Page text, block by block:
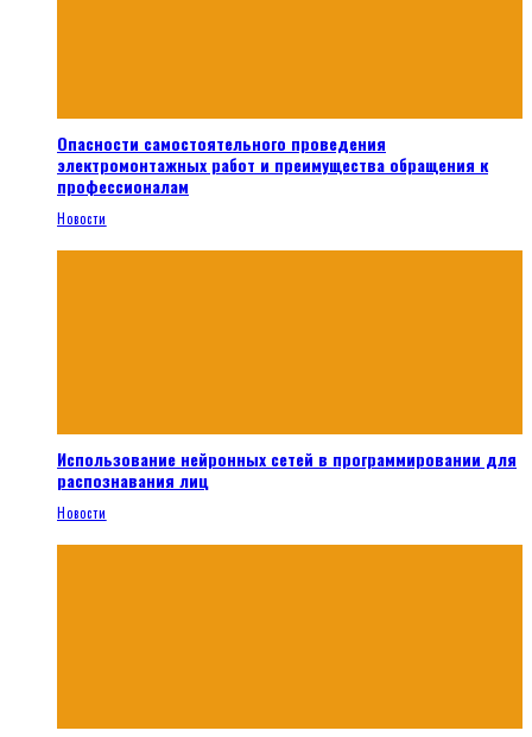
Опасности самостоятельного проведения
электромонтажных работ и преимущества обращения к
профессионалам
Новости
Использование нейронных сетей в программировании для
распознавания лиц
Новости